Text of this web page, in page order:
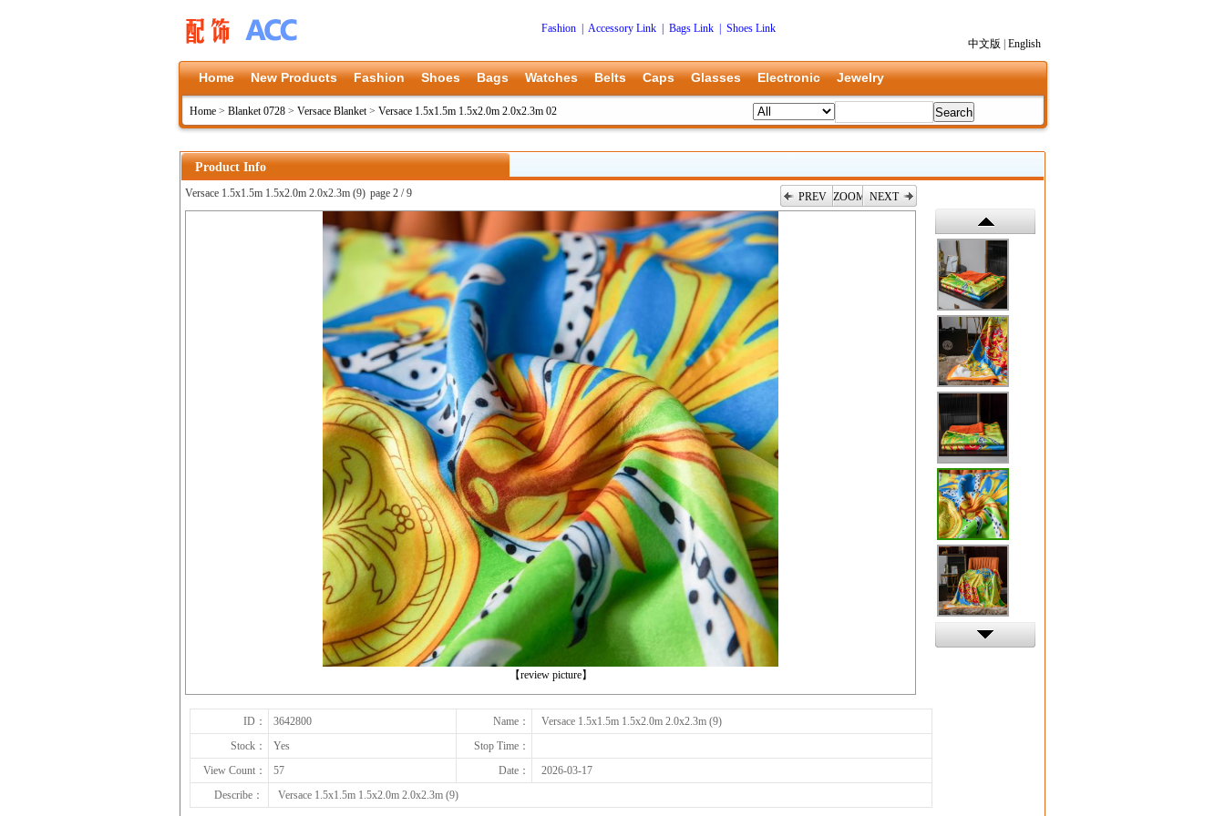
Fashion Accessory Link Bags Link
Shoes Link
中文版
English
Home New Products Fashion Shoes Bags Watches Belts Caps Glasses Electronic Jewelry
Home > Blanket 0728 > Versace Blanket> Versace 1.5x1.5m 1.5x2.0m 2.0x2.3m 02
Product Info
Versace 1.5x1.5m 1.5x2.0m 2.0x2.3m (9) page 2 / 9 PREV ZOOM NEXT
【review picture】
下一张
ID： 3642800 Name：
Versace 1.5x1.5m 1.5x2.0m 2.0x2.3m (9)
Stock：
Yes
Stop Time：
View Count：
57 Date：
2026-03-17
Describe：
Versace 1.5x1.5m 1.5x2.0m 2.0x2.3m (9)